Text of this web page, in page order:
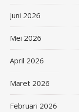
Juni 2026
Mei 2026
April 2026
Maret 2026
Februari 2026